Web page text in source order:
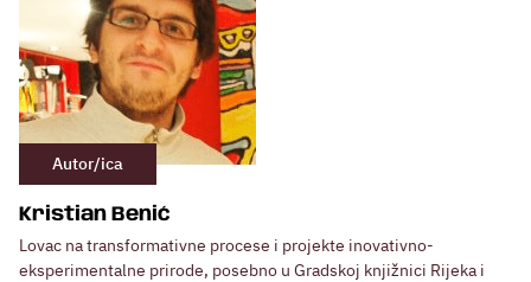
Autor/ica
Kristian Benić
Lovac na transformativne procese i projekte inovativno-
eksperimentalne prirode, posebno u Gradskoj knjižnici Rijeka i